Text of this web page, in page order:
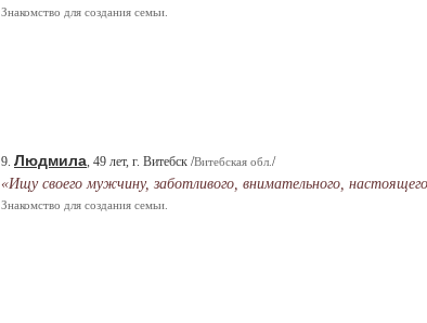
Знакомство для создания семьи.
9. Людмила, 49 лет, г. Витебск /Витебская обл. /
«Ищу своего мужчину, заботливого, внимательного,
Знакомство для создания семьи.